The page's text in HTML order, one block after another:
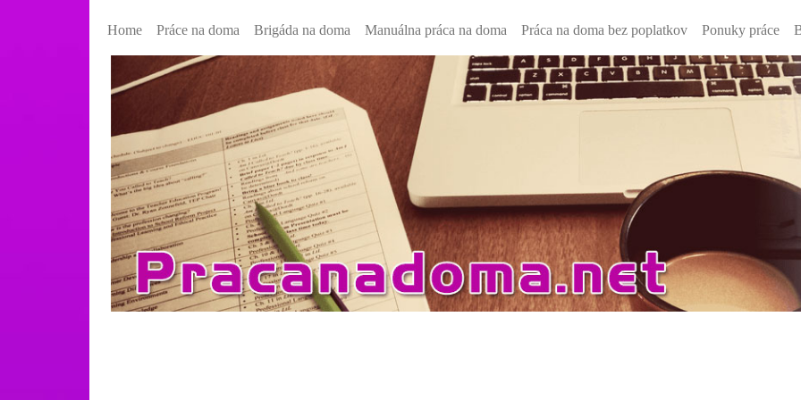
Home Práce na doma Brigáda na doma Manuálna práca na doma Práca na doma bez poplatkov Ponuky práce